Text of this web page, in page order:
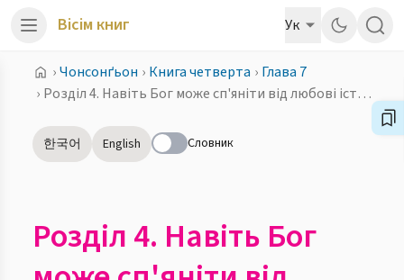
Вісім книг Ук
›Чонсонґьон › Книга четверта › Глава 7
›
Розділ 4. Навіть Бог може сп'яніти від любові істинного подружжя
한국어 English Словник
Розділ 4. Навіть Бог